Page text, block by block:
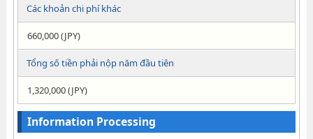
Các khoản chi phí khác
660,000 (JPY)
Tổng số tiền phải nộp năm đầu tiên
1,320,000 (JPY)
Information Processing